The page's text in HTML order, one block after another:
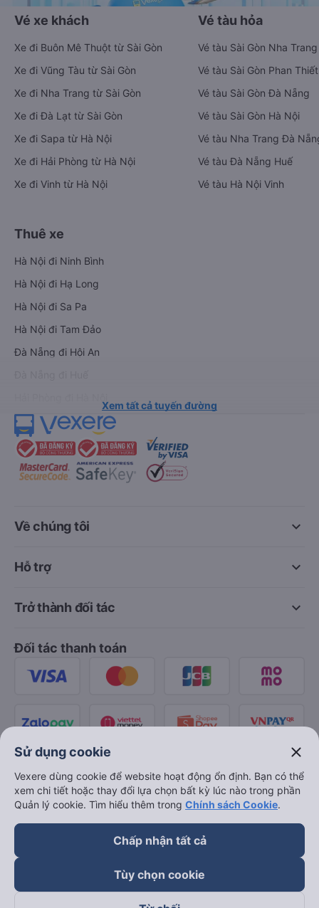
Vé xe khách
Xe đi Buôn Mê Thuột từ Sài Gòn
Xe đi Vũng Tàu từ Sài Gòn
Xe đi Nha Trang từ Sài Gòn
Xe đi Đà Lạt từ Sài Gòn
Xe đi Sapa từ Hà Nội
Xe đi Hải Phòng từ Hà Nội
Xe đi Vinh từ Hà Nội
Vé tàu hỏa
Vé tàu Sài Gòn Nha Trang
Vé tàu Sài Gòn Phan Thiết
Vé tàu Sài Gòn Đà Nẵng
Vé tàu Sài Gòn Hà Nội
Vé tàu Nha Trang Đà
Vé tàu Đà Nẵng Huế
Vé tàu Hà Nội Vinh
Thuê xe
Hà Nội đi Ninh Bình
Hà Nội đi Hạ Long
Hà Nội đi Sa Pa
Hà Nội đi Tam Đảo
Đà Nẵng đi Hội An
Xem tất cả tuyến đường
keyboard_arrow_down
Về chúng tôi
keyboard_arrow_down
Hỗ trợ
keyboard_arrow_down
Trở thành đối tác
Đối tác thanh toán
Sử dụng cookie close
Vexere dùng cookie để website hoạt động ổn định. Bạn có thể
xem chi tiết hoặc thay đổi lựa chọn bất kỳ lúc nào trong phần
Quản lý cookie. Tìm hiểu thêm trong Chính sách Cookie.
Chấp nhận tất cả
Tùy chọn cookie